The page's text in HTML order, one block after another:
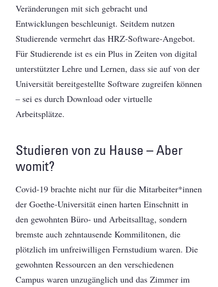
Veränderungen mit sich gebracht und
Entwicklungen beschleunigt. Seitdem nutzen
Studierende vermehrt das HRZ-Software-Angebot.
Für Studierende ist es ein Plus in Zeiten von digital
unterstützter Lehre und Lernen, dass sie auf von der
Universität bereitgestellte Software zugreifen können
– sei es durch Download oder virtuelle
Arbeitsplätze.
Studieren von zu Hause – Aber
womit?
Covid-19 brachte nicht nur für die Mitarbeiter*innen
der Goethe-Universität einen harten Einschnitt in
den gewohnten Büro- und Arbeitsalltag, sondern
bremste auch zehntausende Kommilitonen, die
plötzlich im unfreiwilligen Fernstudium waren. Die
gewohnten Ressourcen an den verschiedenen
Campus waren unzugänglich und das Zimmer im